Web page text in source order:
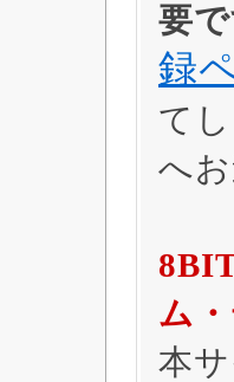
要で
録
て
へ
ム
本